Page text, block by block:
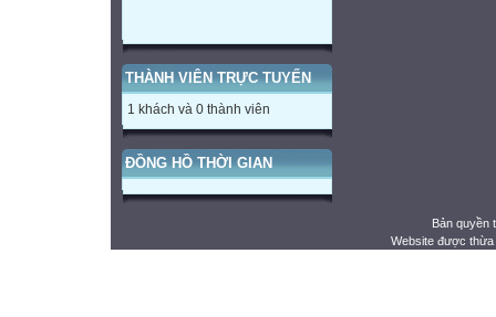
THÀNH VIÊN TRỰC TUYẾN
1 khách và 0 thành viên
ĐỒNG HỒ THỜI GIAN
Bản quyền
Website được